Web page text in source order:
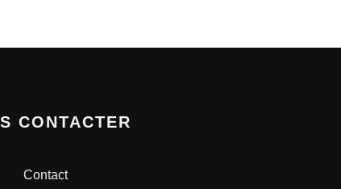
CONTACTER
Contact